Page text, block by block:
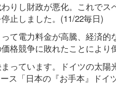
りし財政が悪化。これで
止しました。(11/22毎日)
て電力料金が高騰、経済
格競争に敗れたことにより
っています。ドイツの太
ス「日本の『お手本』ド